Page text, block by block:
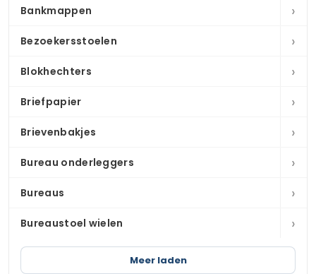
Bankmappen ›
Bezoekersstoelen ›
Blokhechters ›
Briefpapier ›
Brievenbakjes ›
Bureau onderleggers ›
Bureaus ›
Bureaustoel wielen ›
Meer laden